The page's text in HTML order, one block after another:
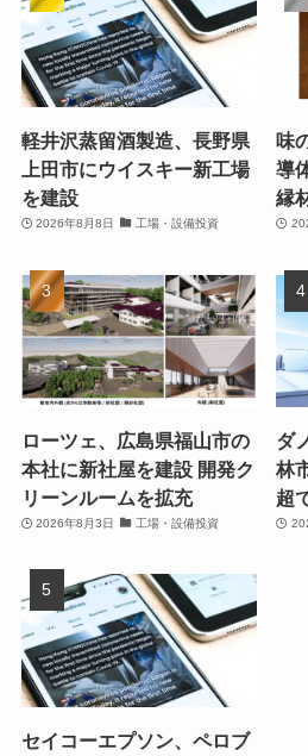
軽井沢蒸留酒製造、長野県
上田市にウイスキー新工場
を建設
2026年8月8日 工場・設備投資
味
導
縁
ローツェ、広島県福山市の
本社に新社屋を建設 開発ク
リーンルームを拡充
2026年8月3日 工場・設備投資
ダ
林
超
セイコーエプソン、ペロブ